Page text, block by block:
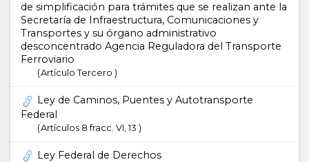
de simplificación para trámites que se realizan ante la
Secretaría de Infraestructura, Comunicaciones y
Transportes y su órgano administrativo
desconcentrado Agencia Reguladora del Transporte
Ferroviario
Artículo Tercero
Ley de Caminos, Puentes y Autotransporte
Federal
Artículos 8 fracc. VI, 13
Ley Federal de Derechos